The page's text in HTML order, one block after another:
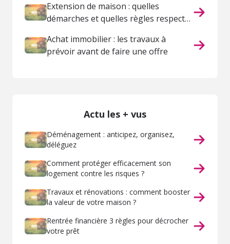
Extension de maison : quelles
démarches et quelles règles respecter
Achat immobilier : les travaux à
prévoir avant de faire une offre
Actu les + vus
Déménagement : anticipez, organisez,
déléguez
Comment protéger efficacement son
logement contre les risques ?
Travaux et rénovations : comment booster
la valeur de votre maison ?
Rentrée financière 3 règles pour décrocher
votre prêt